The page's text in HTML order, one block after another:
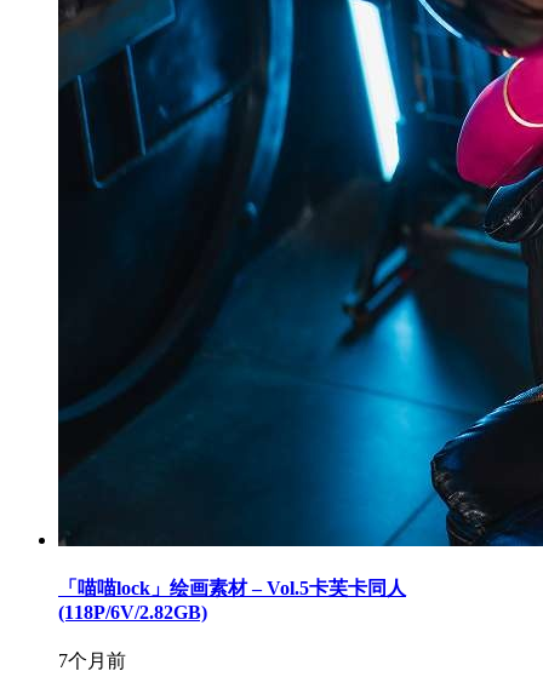
「喵喵lock」绘画素材 – Vol.5卡芙卡同人
(118P/6V/2.82GB)
7个月前